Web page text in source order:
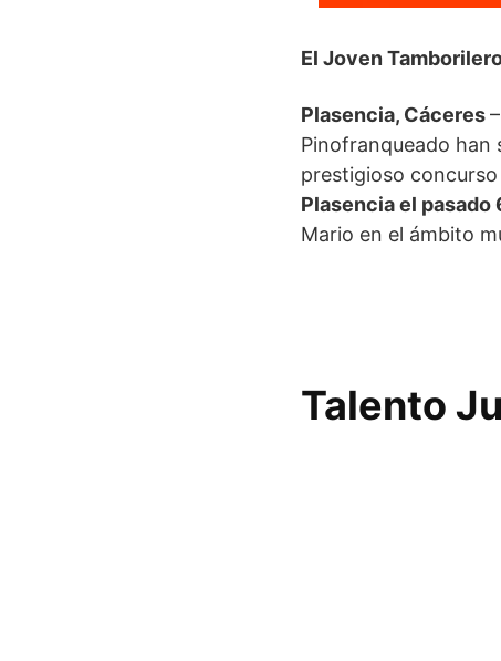
El Joven
Plasencia, Cáceres
Pinofranqueado han
prestigioso
Plasencia el pasado
Mario en el ámbito
Talento